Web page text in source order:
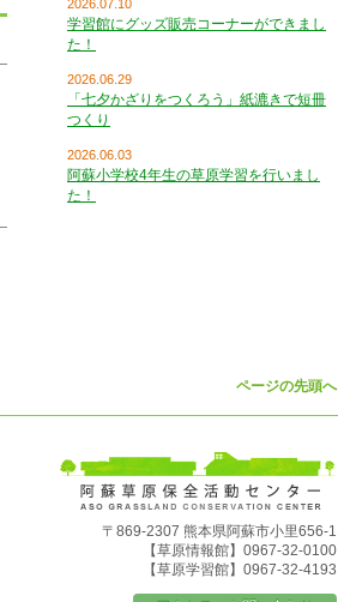
2026.07.10
学習館にグッズ販売コーナーができまし
た！
2026.06.29
「七夕かざりをつくろう」紙漉きで短冊
つくり
2026.06.03
阿蘇小学校4年生の草原学習を行いまし
た！
ページの先頭へ
〒869-2307 熊本県阿蘇市小里656-1
【草原情報館】0967-32-0100
【草原学習館】0967-32-4193